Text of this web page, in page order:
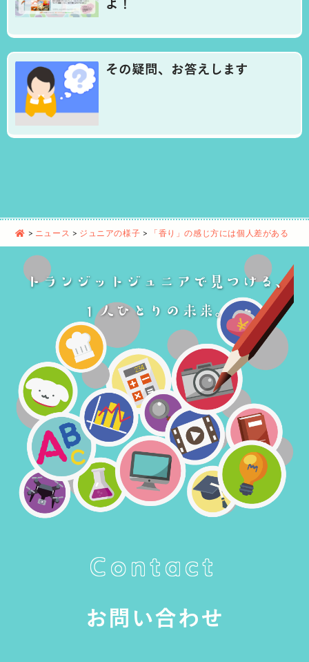
その疑問、お答えします
> ニュース > ジュニアの様子 > 「香り」の感じ方には個人差がある
Contact
お問い合わせ